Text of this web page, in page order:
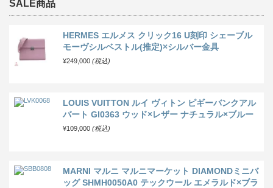
SALE商品
HERMES エルメス クリック16 U刻印 シェーブル
モーヴシルベストル(推定)×シルバー金具
¥249,000 (税込)
LOUIS VUITTON ルイ ヴィトン ピギーバンクアル
バート GI0363 ウッド×レザー ナチュラル×ブルー
¥109,000 (税込)
MARNI マルニ マルニマーケット DIAMONDミニバ
ッグ SHMH0050A0 テックウール エメラルド×ブラ